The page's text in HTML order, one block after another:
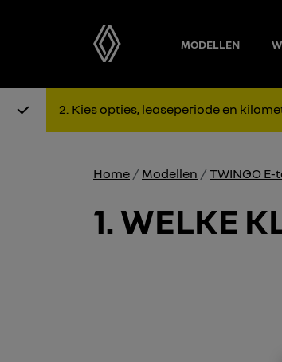
MODELLEN
Stap 1: Kies uitvoering
2 Kies opties, leaseperiode en
Home Modellen TWINGO
1 WELKE